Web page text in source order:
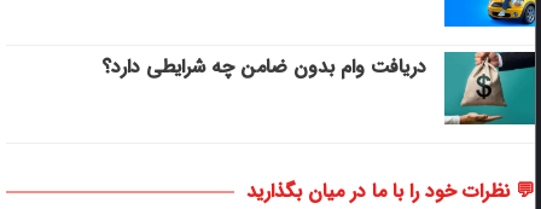
دریافت وام بدون ضامن چه شرایطی دارد؟
💬 نظرات خود را با ما در میان بگذارید